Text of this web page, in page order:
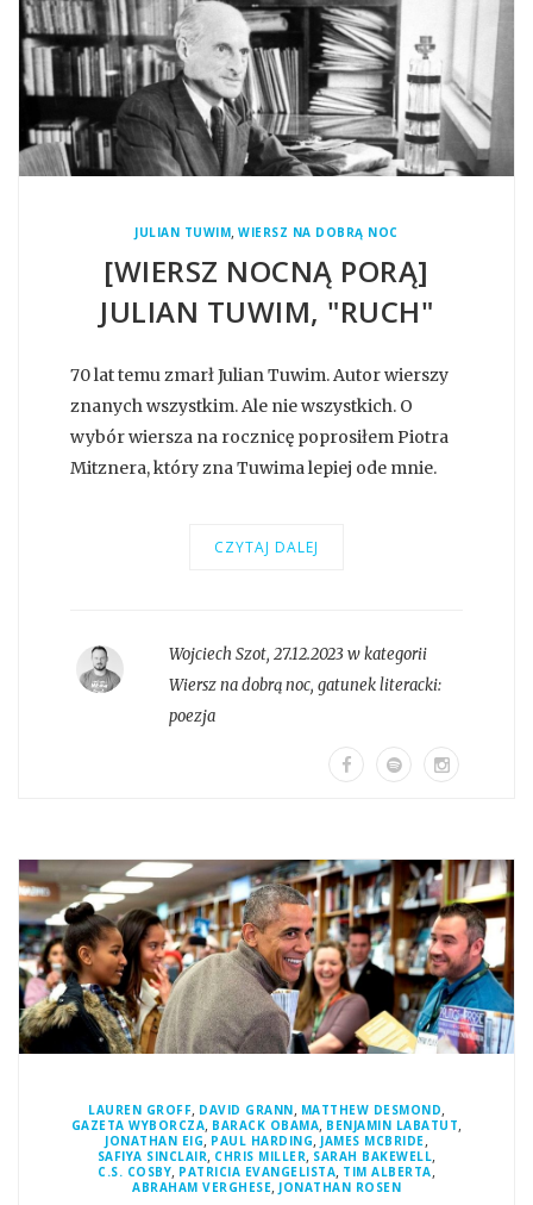
JULIAN TUWIM,WIERSZ NA DOBRĄ NOC
[WIERSZ NOCNĄ PORĄ]
JULIAN TUWIM, "RUCH"
70 lat temu zmarł Julian Tuwim. Autor wierszy
znanych wszystkim. Ale nie wszystkich. O
wybór wiersza na rocznicę poprosiłem Piotra
Mitznera, który zna Tuwima lepiej ode mnie.
CZYTAJ DALEJ
Wojciech Szot, 27.12.2023 w kategorii
Wiersz na dobrą noc, gatunek literacki:
poezja
LAUREN GROFF, DAVID GRANN, MATTHEW DESMOND,
GAZETA WYBORCZA, BARACK OBAMA, BENJAMIN LABATUT,
JONATHAN EIG, PAUL HARDING, JAMES MCBRIDE,
SAFIYA SINCLAIR, CHRIS MILLER, SARAH BAKEWELL,
C.S. COSBY, PATRICIA EVANGELISTA, TIM ALBERTA,
ABRAHAM VERGHESE, JONATHAN ROSEN